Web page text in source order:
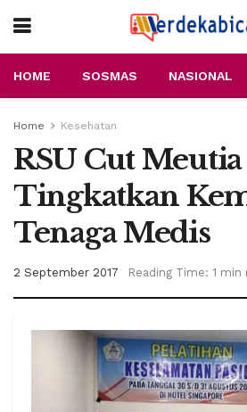
HOME SOSMAS NASIONAL
Home Kesehatan
RSU Cut Meutia
Tingkatkan
Tenaga Medis
2 September 2017 Reading Time: 1 min